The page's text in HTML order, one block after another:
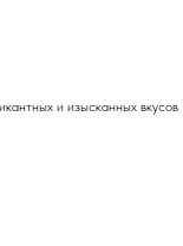
и изысканных вкусов